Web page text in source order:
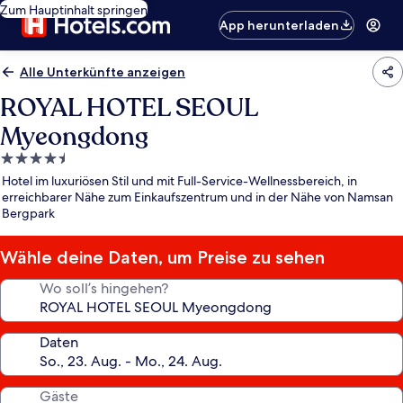
Zum Hauptinhalt springen
App herunterladen
Alle Unterkünfte anzeigen
ROYAL HOTEL SEOUL
Myeongdong
4.5-
Sterne-
Unterkunft
Hotel im luxuriösen Stil und mit Full-Service-Wellnessbereich, in
erreichbarer Nähe zum Einkaufszentrum und in der Nähe von Namsan
Bergpark
Wähle deine Daten, um Preise zu sehen
Wo soll’s hingehen?
Daten
Gäste